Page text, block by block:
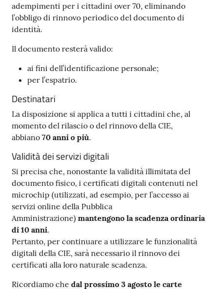
adempimenti per i cittadini over 70, eliminando
l’obbligo di rinnovo periodico del documento di
identità.
Il documento resterà valido:
ai fini dell’identificazione personale;
per l’espatrio.
Destinatari
La disposizione si applica a tutti i cittadini che, al
momento del rilascio o del rinnovo della CIE,
abbiano 70 anni o più.
Validità dei servizi digitali
Si precisa che, nonostante la validità illimitata del
documento fisico, i certificati digitali contenuti nel
microchip (utilizzati, ad esempio, per l’accesso ai
servizi online della Pubblica
Amministrazione) mantengono la scadenza ordinaria
di 10 anni.
Pertanto, per continuare a utilizzare le funzionalità
digitali della CIE, sarà necessario il rinnovo dei
certificati alla loro naturale scadenza.
Ricordiamo che dal prossimo 3 agosto le carte